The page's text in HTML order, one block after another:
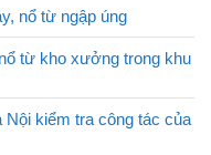
nổ từ ngập úng
từ kho xưởng trong khu
Nội kiểm tra công tác của